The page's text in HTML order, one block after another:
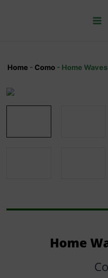
Home - Como - Home
Home